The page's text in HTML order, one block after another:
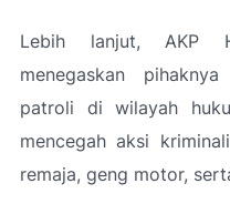
Lebih lanjut, AKP
menegaskan
patroli di wilayah
mencegah aksi
remaja, geng motor,